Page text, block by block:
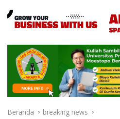
Beranda breaking news